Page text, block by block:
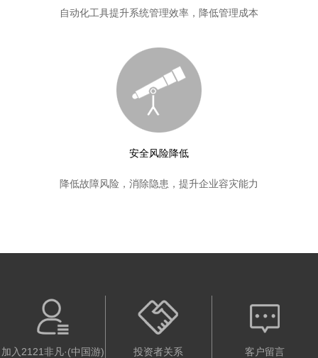
自动化工具提升系统管理效率，降低管理成本
安全风险降低
降低故障风险，消除隐患，提升企业容灾能力
加入2121非凡·(中国游)
投资者关系 客户留言